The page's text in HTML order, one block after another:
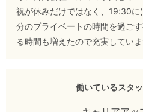
祝が休みだけではなく、19:30に
分のプライベートの時間を過ご
る時間も増えたので充実してい
働いているスタ